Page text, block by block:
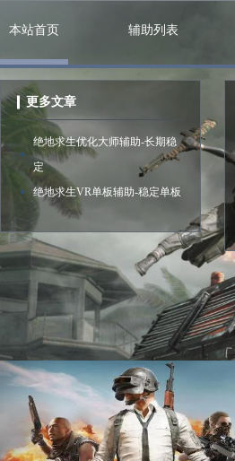
本站首页 辅助列表
更多文章
绝地求生优化大师辅助-长期稳
定
绝地求生VR单板辅助-稳定单板